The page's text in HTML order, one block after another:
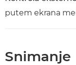
putem ekrana
Snimanje